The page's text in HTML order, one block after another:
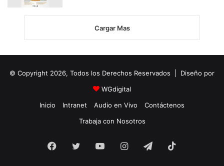
Cargar Mas
© Copyright 2026, Todos los Derechos Reservados | Diseño por
WGdigital
Inicio
Intranet Audio en Vivo
Contáctenos
Trabaja con Nosotros
Facebook
Twitter YouTubeInstagramTelegram